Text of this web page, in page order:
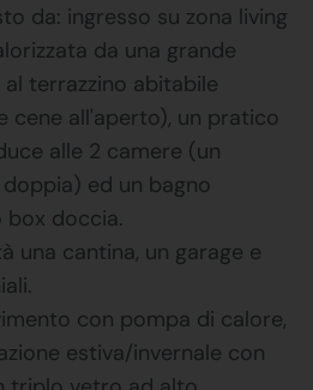
da: ingresso su zona living
da una grande
terrazzino abitabile
cene all'aperto), un pratico
alle 2 camere (un
ed un bagno
doccia.
una cantina, un garage e
con pompa di calore,
estiva/invernale con